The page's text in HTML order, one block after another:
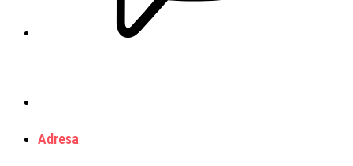
Adresa